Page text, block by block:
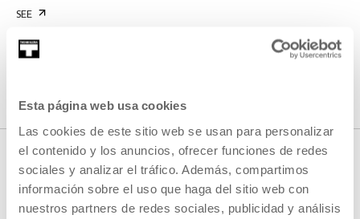
Esta página web usa cookies
Las cookies de este sitio web se usan para personalizar
el contenido y los anuncios, ofrecer funciones de redes
sociales y analizar el tráfico. Además, compartimos
información sobre el uso que haga del sitio web con
nuestros partners de redes sociales, publicidad y análisis
SEE
NEXT LIVE STREAMS